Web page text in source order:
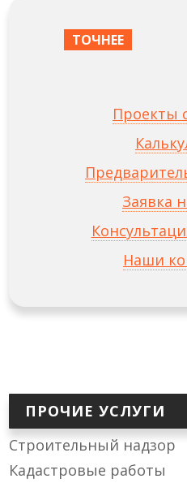
ТОЧНЕЕ
Проекты
Заявка
Наши
ПРОЧИЕ УСЛУГИ
Строительный надзор
Кадастровые работы